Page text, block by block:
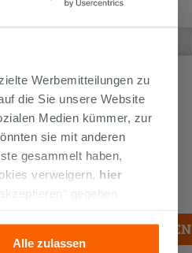
Werbemitteilungen zu
die Sie unsere Website
Medien kümmer, zur
sie mit anderen
gesammelt haben,
verweigern, hier
gegeben
Alle zulassen
ABLAUFGARNITUR MADRID Ø 90
mm FLANSCH EDELSTAHL
31,90 €
IN DEN WARENKORB LEGEN